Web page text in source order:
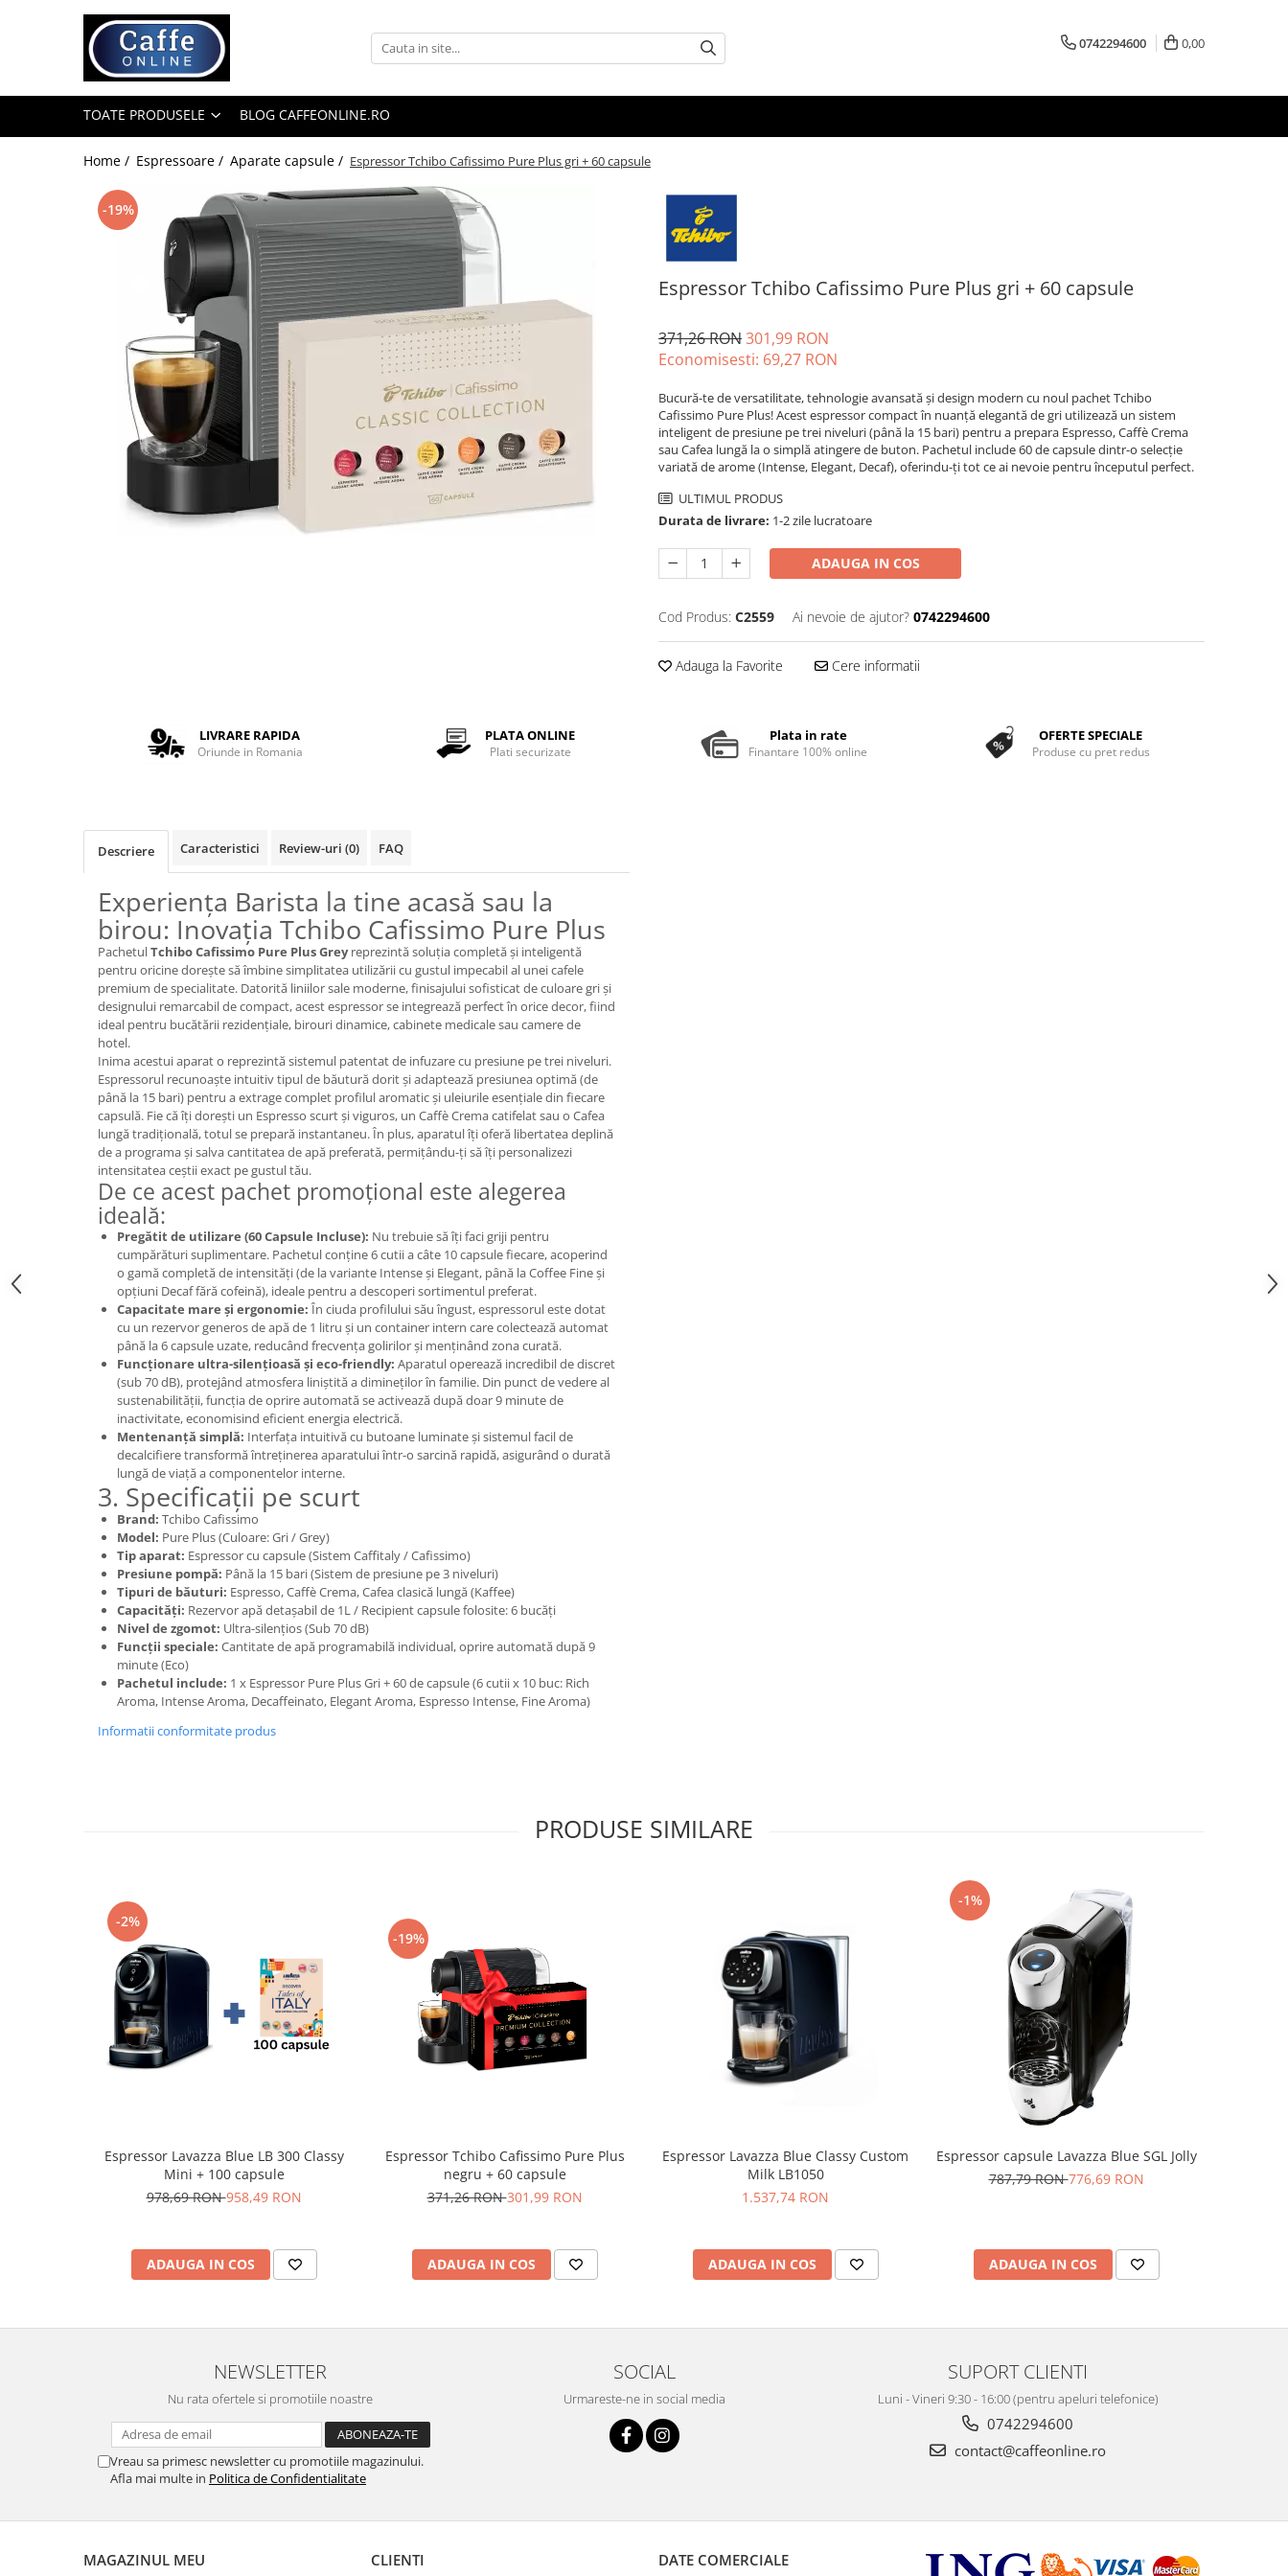
Toate Produsele
Capsule Cafea
Cafea Macinata
Cafea Instant
Pliculete Zahar si Miere
Stabilizatoare tensiune
Piese schimb espressoare
Accesorii si intretinere
0742294600 0,00
TOATE PRODUSELE BLOG CAFFEONLINE.RO
Home / Espressoare / Aparate capsule / Espressor Tchibo Cafissimo Pure Plus gri + 60 capsule
Espressor Tchibo Cafissimo Pure Plus gri + 60 capsule
-19%
371,26 RON301,99 RON
Economisesti: 69,27 RON
Bucură-te de versatilitate, tehnologie avansată și design modern cu noul pachet Tchibo
Cafissimo Pure Plus! Acest espressor compact în nuanță elegantă de gri utilizează un sistem
inteligent de presiune pe trei niveluri (până la 15 bari) pentru a prepara Espresso, Caffè Crema
sau Cafea lungă la o simplă atingere de buton. Pachetul include 60 de capsule dintr-o selecție
variată de arome (Intense, Elegant, Decaf), oferindu-ți tot ce ai nevoie pentru începutul perfect.
ULTIMUL PRODUS
Durata de livrare: 1-2 zile lucratoare
ADAUGA IN COS
Cod Produs: C2559 Ai nevoie de ajutor? 0742294600
Adauga la Favorite Cere informatii
LIVRARE RAPIDA
Oriunde in Romania
PLATA ONLINE
Plati securizate
Plata in rate
Finantare 100% online
OFERTE SPECIALE
Produse cu pret redus
Descriere Caracteristici Review-uri (0) FAQ
Experiența Barista la tine acasă sau la
birou: Inovația Tchibo Cafissimo Pure Plus
PachetulTchibo Cafissimo Pure Plus Greyreprezintă soluția completă și inteligentă
pentru oricine dorește să îmbine simplitatea utilizării cu gustul impecabil al unei cafele
premium de specialitate. Datorită liniilor sale moderne, finisajului sofisticat de culoare gri și
designului remarcabil de compact, acest espressor se integrează perfect în orice decor, fiind
ideal pentru bucătării rezidențiale, birouri dinamice, cabinete medicale sau camere de
hotel.
Inima acestui aparat o reprezintă sistemul patentat de infuzare cu presiune pe trei niveluri.
Espressorul recunoaște intuitiv tipul de băutură dorit și adaptează presiunea optimă (de
până la 15 bari) pentru a extrage complet profilul aromatic și uleiurile esențiale din fiecare
capsulă. Fie că îți dorești un Espresso scurt și viguros, un Caffè Crema catifelat sau o Cafea
lungă tradițională, totul se prepară instantaneu. În plus, aparatul îți oferă libertatea deplină
de a programa și salva cantitatea de apă preferată, permițându-ți să îți personalizezi
intensitatea ceștii exact pe gustul tău.
De ce acest pachet promoțional este alegerea
ideală:
Pregătit de utilizare (60 Capsule Incluse): Nu trebuie să îți faci griji pentru
cumpărături suplimentare. Pachetul conține 6 cutii a câte 10 capsule fiecare, acoperind
o gamă completă de intensități (de la variante Intense și Elegant, până la Coffee Fine și
opțiuni Decaf fără cofeină), ideale pentru a descoperi sortimentul preferat.
Capacitate mare și ergonomie: În ciuda profilului său îngust, espressorul este dotat
cu un rezervor generos de apă de 1 litru și un container intern care colectează automat
până la 6 capsule uzate, reducând frecvența golirilor și menținând zona curată.
Funcționare ultra-silențioasă și eco-friendly: Aparatul operează incredibil de discret
(sub 70 dB), protejând atmosfera liniștită a dimineților în familie. Din punct de vedere al
sustenabilității, funcția de oprire automată se activează după doar 9 minute de
inactivitate, economisind eficient energia electrică.
Mentenanță simplă: Interfața intuitivă cu butoane luminate și sistemul facil de
decalcifiere transformă întreținerea aparatului într-o sarcină rapidă, asigurând o durată
lungă de viață a componentelor interne.
3. Specificații pe scurt
Brand: Tchibo Cafissimo
Model: Pure Plus (Culoare: Gri / Grey)
Tip aparat: Espressor cu capsule (Sistem Caffitaly / Cafissimo)
Presiune pompă: Până la 15 bari (Sistem de presiune pe 3 niveluri)
Tipuri de băuturi: Espresso, Caffè Crema, Cafea clasică lungă (Kaffee)
Capacități: Rezervor apă detașabil de 1L / Recipient capsule folosite: 6 bucăți
Nivel de zgomot: Ultra-silențios (Sub 70 dB)
Funcții speciale: Cantitate de apă programabilă individual, oprire automată după 9
minute (Eco)
Pachetul include: 1 x Espressor Pure Plus Gri + 60 de capsule (6 cutii x 10 buc: Rich
Aroma, Intense Aroma, Decaffeinato, Elegant Aroma, Espresso Intense, Fine Aroma)
Informatii conformitate produs
PRODUSE SIMILARE
-2%
Espressor Lavazza Blue LB 300 Classy
Mini + 100 capsule
978,69 RON958,49 RON
ADAUGA IN COS
-19%
Espressor Tchibo Cafissimo Pure Plus
negru + 60 capsule
371,26 RON301,99 RON
ADAUGA IN COS
Espressor Lavazza Blue Classy Custom
Milk LB1050
1.537,74 RON
ADAUGA IN COS
-1%
Espressor capsule Lavazza Blue SGL Jolly
787,79 RON776,69 RON
ADAUGA IN COS
NEWSLETTER
Nu rata ofertele si promotiile noastre
Vreau sa primesc newsletter cu promotiile magazinului.
Afla mai multe in Politica de Confidentialitate
SOCIAL
Urmareste-ne in social media
SUPORT CLIENTI
Luni - Vineri 9:30 - 16:00 (pentru apeluri telefonice)
0742294600
contact@caffeonline.ro
MAGAZINUL MEU CLIENTI DATE COMERCIALE